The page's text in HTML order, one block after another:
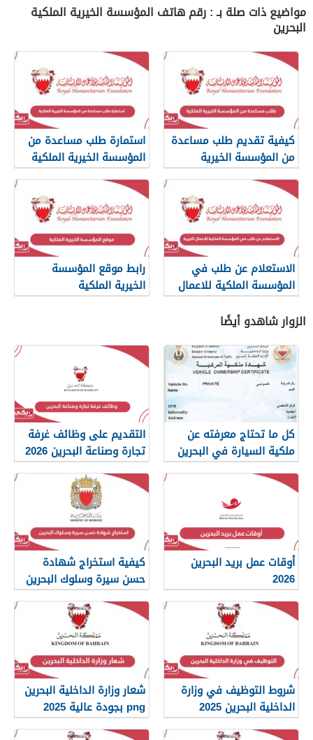
مواضيع ذات صلة بـ : رقم هاتف المؤسسة الخيرية الملكية
البحرين
كيفية تقديم طلب مساعدة
من المؤسسة الخيرية
الملكية 2024
استمارة طلب مساعدة من
المؤسسة الخيرية الملكية
2024
الاستعلام عن طلب في
المؤسسة الملكية للاعمال
الخيرية 2024
رابط موقع المؤسسة
الخيرية الملكية
www.rhf.gov.bh
الزوار شاهدو أيضًا
كل ما تحتاج معرفته عن
ملكية السيارة في البحرين
التقديم على وظائف غرفة
تجارة وصناعة البحرين 2026
أوقات عمل بريد البحرين
2026
كيفية استخراج شهادة
حسن سيرة وسلوك البحرين
2026
شروط التوظيف في وزارة
الداخلية البحرين 2025
شعار وزارة الداخلية البحرين
png بجودة عالية 2025